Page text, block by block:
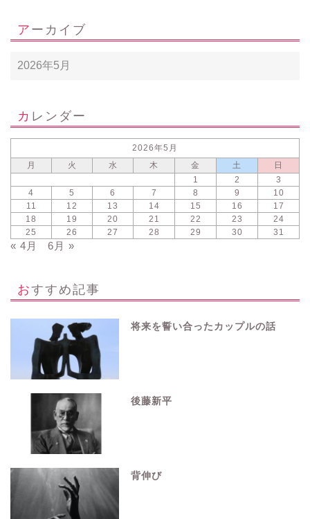
アーカイブ
カレンダー
2026年5月
月
火 水 木 金 土
日
1
2
3
4
5 6 7 8 9
10
11
12 13 14 15 16
17
18
19 20 21 22 23
24
25
26 27 28 29 30 31
« 4月 6月 »
おすすめ記事
将来を誓い合ったカップルの話
後藤新平
背伸び